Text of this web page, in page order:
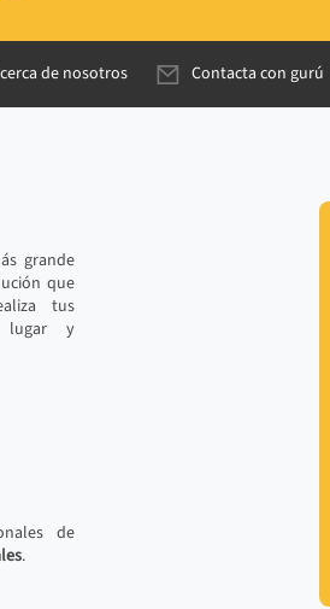
de nosotros Contacta con gurú
grande
que
tus
lugar y
de
.